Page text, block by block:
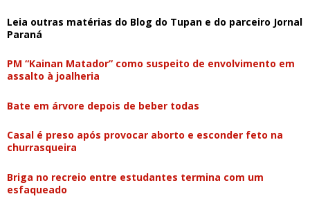
Leia outras matérias do Blog do Tupan e do parceiro Jornal
Paraná
PM “Kainan Matador” como suspeito de envolvimento em
assalto à joalheria
Bate em árvore depois de beber todas
Casal é preso após provocar aborto e esconder feto na
churrasqueira
Briga no recreio entre estudantes termina com um
esfaqueado